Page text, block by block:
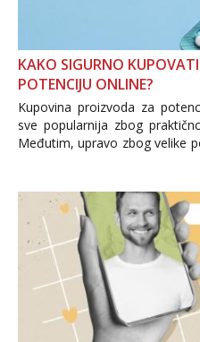
KAKO SIGURNO
POTENCIJU ONLINE?
Kupovina proizvoda za
sve popularnija zbog
Međutim, upravo zbog velike
i brojni krivotvoreni